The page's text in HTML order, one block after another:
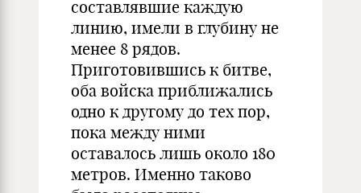
составлявшие каждую
линию, имели в глубину не
менее 8 рядов.
Приготовившись к битве,
оба войска приближались
одно к другому до тех пор,
пока между ними
оставалось лишь около 180
метров. Именно таково